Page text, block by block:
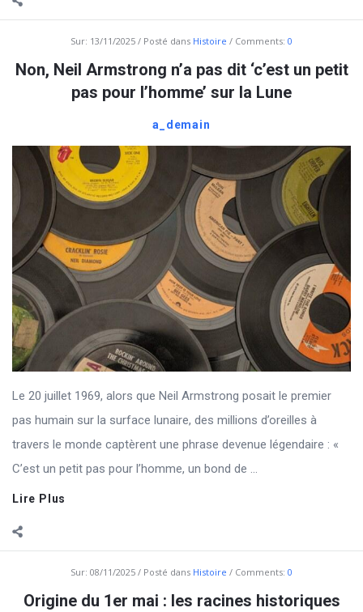
Sur: 13/11/2025 Posté dans Histoire Comments: 0
Non, Neil Armstrong n’a pas dit ‘c’est un petit
pas pour l’homme’ sur la Lune
a_demain
Le 20 juillet 1969, alors que Neil Armstrong posait le premier
pas humain sur la surface lunaire, des millions d’oreilles à
travers le monde captèrent une phrase devenue légendaire : «
C’est un petit pas pour l’homme, un bond de ...
Lire Plus
Sur: 08/11/2025 Posté dans Histoire Comments: 0
Origine du 1er mai : les racines historiques